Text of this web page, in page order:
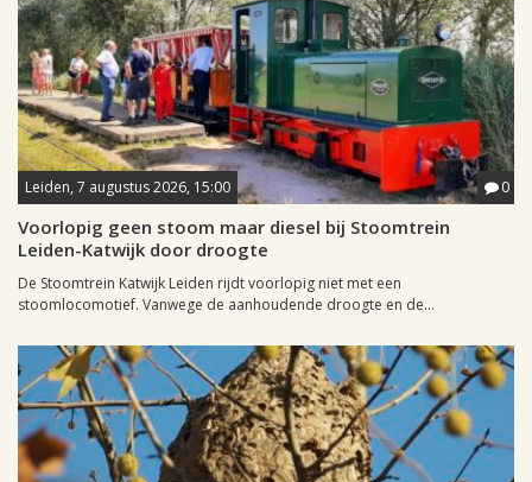
Leiden, 7 augustus 2026, 15:00 0
Voorlopig geen stoom maar diesel bij Stoomtrein
Leiden-Katwijk door droogte
De Stoomtrein Katwijk Leiden rijdt voorlopig niet met een
stoomlocomotief. Vanwege de aanhoudende droogte en de...